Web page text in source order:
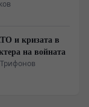
и кризата в
на войната